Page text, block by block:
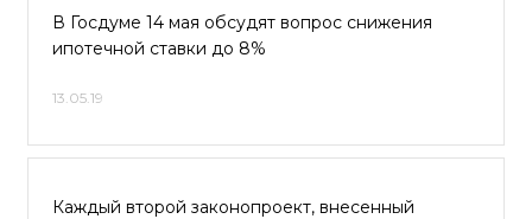
В Госдуме 14 мая обсудят вопрос снижения
ипотечной ставки до 8%
13.05.19
Каждый второй законопроект, внесенный